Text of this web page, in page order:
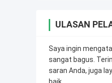
ULASAN
Saya ingin
sangat bagus.
saran Anda, juga